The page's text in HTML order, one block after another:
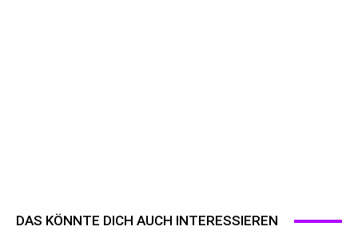
DAS KÖNNTE DICH AUCH INTERESSIEREN